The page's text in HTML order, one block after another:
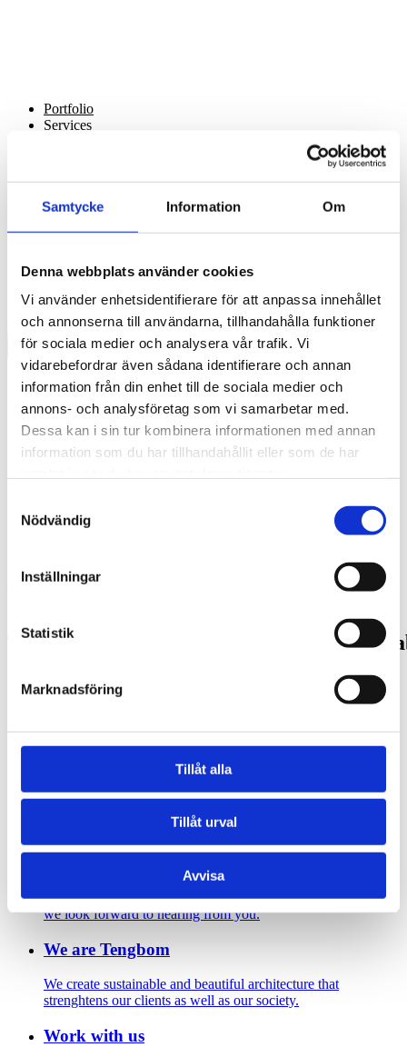
Samtycke Information Om
Denna webbplats använder cookies
Vi använder enhetsidentifierare för att anpassa innehållet
och annonserna till användarna, tillhandahålla funktioner
för sociala medier och analysera vår trafik. Vi
vidarebefordrar även sådana identifierare och annan
information från din enhet till de sociala medier och
annons- och analysföretag som vi samarbetar med.
Dessa kan i sin tur kombinera informationen med annan
information som du har tillhandahållit eller som de har
Nödvändig
Inställningar
Statistik
Marknadsföring
Tillåt alla
Tillåt urval
Avvisa
Portfolio
Services
Swedish
Av Holger.Ellgaard – Eget arbete, CC BY-SA 4.0,
Welcome to Tengbom! Whatever your question or enquiry,
we look forward to hearing from you.
We are Tengbom
We create sustainable and beautiful architecture that
strenghtens our clients as well as our society.
Work with us